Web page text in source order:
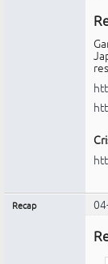
Recap